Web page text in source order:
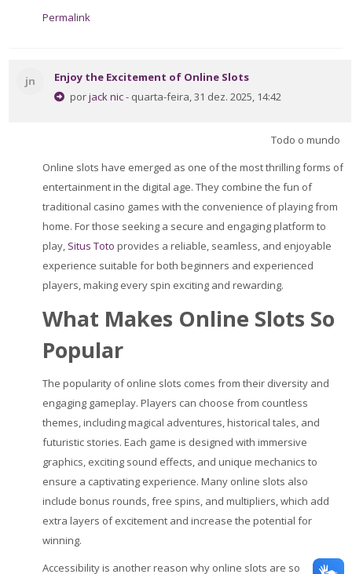
Permalink
jn
Enjoy the Excitement of Online Slots
porjack nic- quarta-feira, 31 dez. 2025, 14:42
Todo o mundo
Online slots have emerged as one of the most thrilling forms of
entertainment in the digital age. They combine the fun of
traditional casino games with the convenience of playing from
home. For those seeking a secure and engaging platform to
play, Situs Toto provides a reliable, seamless, and enjoyable
experience suitable for both beginners and experienced
players, making every spin exciting and rewarding.
What Makes Online Slots So
Popular
The popularity of online slots comes from their diversity and
engaging gameplay. Players can choose from countless
themes, including magical adventures, historical tales, and
futuristic stories. Each game is designed with immersive
graphics, exciting sound effects, and unique mechanics to
ensure a captivating experience. Many online slots also
include bonus rounds, free spins, and multipliers, which add
extra layers of excitement and increase the potential for
winning.
Accessibility is another reason why online slots are so